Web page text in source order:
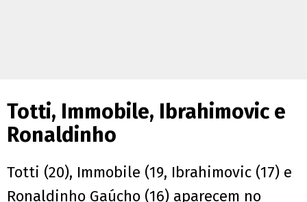
Totti, Immobile, Ibrahimovic e
Ronaldinho
Totti (20), Immobile (19, Ibrahimovic (17) e
Ronaldinho Gaúcho (16) aparecem no